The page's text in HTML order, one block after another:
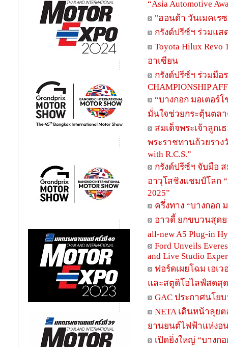
“Asia Automotive
"ฮอนด้า วันเมคเร
กรังด์ปรีซ์ฯ ร่วมแ
Toyota Hilux
อาเซียน
กรังด์ปรีซ์ฯ ร่วมมือ
CHAMPIONSHIP
“บางกอก มอเตอร์
มั่นใจช่วยกระตุ้นตล
สมเด็จพระเจ้าลูก
พระราชทานถ้วยรางวั
with R.C.S.”
กรังด์ปรีซ์ฯ จับมือ
อาวุโสชิงแชมป์โลก
2025”
ครึ่งทาง “บางกอก
อาวดี้ ยกขบวนสุดย
all-new A5 Plug-in
Ford Unveils
and Live Studio
ฟอร์ดเผยโฉม เอเ
และสตูดิโอไลฟ์สดสุ
GAC ประกาศนโย
NETA เดินหน้าลุย
ยานยนต์ไฟฟ้าแห่งอน
เปิดยิ่งใหญ่ “บางก